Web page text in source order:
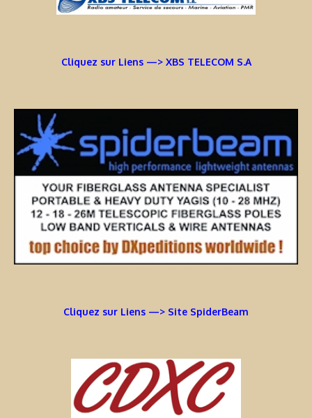
Cliquez sur Liens —> XBS TELECOM S.A
Cliquez sur Liens —> Site SpiderBeam